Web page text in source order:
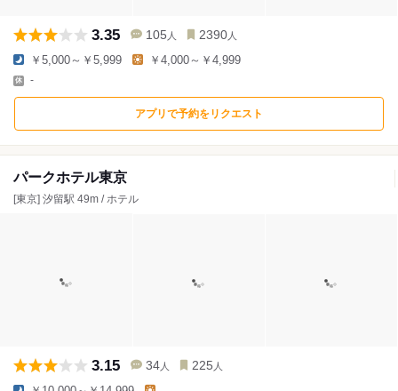
3.35 105 人 2390 人
￥5,000～￥5,999 ￥4,000～￥4,999
-
アプリで予約をリクエスト
パークホテル東京
[東京] 汐留駅 49m / ホテル
3.15 34 人 225 人